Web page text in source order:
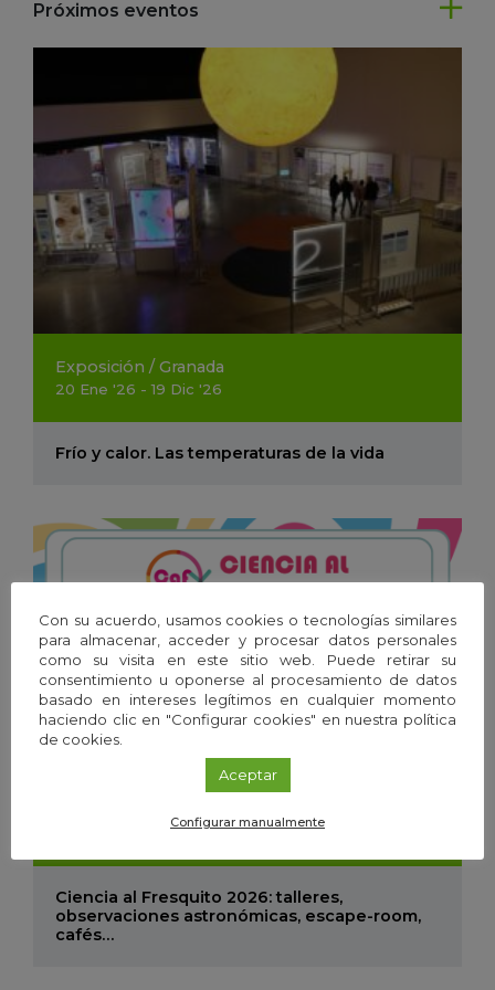
Próximos eventos
Exposición / Granada
20 Ene '26 - 19 Dic '26
Frío y calor. Las temperaturas de la vida
Ago'26
Ciencia al Fresquito 2026: talleres,
observaciones astronómicas, escape-room,
cafés…
Con su acuerdo, usamos cookies o tecnologías similares
para almacenar, acceder y procesar datos personales
como su visita en este sitio web. Puede retirar su
consentimiento u oponerse al procesamiento de datos
basado en intereses legítimos en cualquier momento
haciendo clic en "Configurar cookies" en nuestra política
de cookies.
Aceptar
Configurar manualmente